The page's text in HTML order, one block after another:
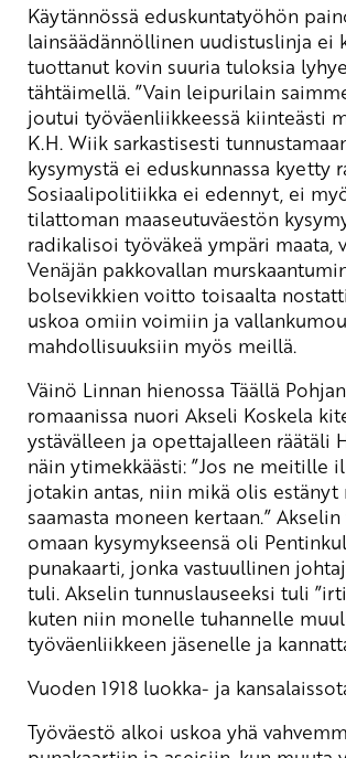
Käytännössä eduskuntatyöhön
lainsäädännöllinen uudistuslinja ei
tuottanut kovin suuria tuloksia
tähtäimellä. ”Vain leipurilain
joutui työväenliikkeessä kiinteästi
K.H. Wiik sarkastisesti
kysymystä ei eduskunnassa kyetty
Sosiaalipolitiikka ei edennyt, ei
tilattoman maaseutuväestön
radikalisoi työväkeä ympäri maata,
Venäjän pakkovallan
bolsevikkien voitto toisaalta
uskoa omiin voimiin ja
mahdollisuuksiin myös meillä.
Väinö Linnan hienossa Täällä
romaanissa nuori Akseli Koskela
ystävälleen ja opettajalleen räätäli
näin ytimekkäästi: ”Jos ne meitille
jotakin antas, niin mikä olis
saamasta moneen kertaan.” Akselin
omaan kysymykseensä oli
punakaarti, jonka vastuullinen
tuli. Akselin tunnuslauseeksi tuli
kuten niin monelle tuhannelle
työväenliikkeen jäsenelle ja
Vuoden 1918 luokka- ja
Työväestö alkoi uskoa yhä